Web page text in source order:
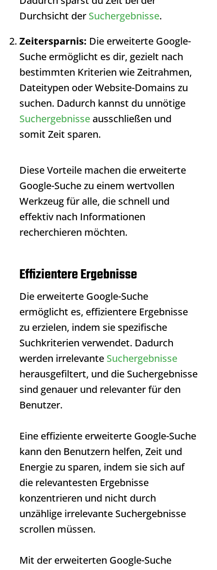
Durchsicht der Suchergebnisse.
Zeitersparnis: Die erweiterte Google-
Suche ermöglicht es dir, gezielt nach
bestimmten Kriterien wie Zeitrahmen,
Dateitypen oder Website-Domains zu
suchen. Dadurch kannst du unnötige
Suchergebnisse ausschließen und
somit Zeit sparen.
Diese Vorteile machen die erweiterte
Google-Suche zu einem wertvollen
Werkzeug für alle, die schnell und
effektiv nach Informationen
recherchieren möchten.
Effizientere Ergebnisse
Die erweiterte Google-Suche
ermöglicht es, effizientere Ergebnisse
zu erzielen, indem sie spezifische
Suchkriterien verwendet. Dadurch
werden irrelevante Suchergebnisse
herausgefiltert, und die Suchergebnisse
sind genauer und relevanter für den
Benutzer.
Eine effiziente erweiterte Google-Suche
kann den Benutzern helfen, Zeit und
Energie zu sparen, indem sie sich auf
die relevantesten Ergebnisse
konzentrieren und nicht durch
unzählige irrelevante Suchergebnisse
scrollen müssen.
Mit der erweiterten Google-Suche